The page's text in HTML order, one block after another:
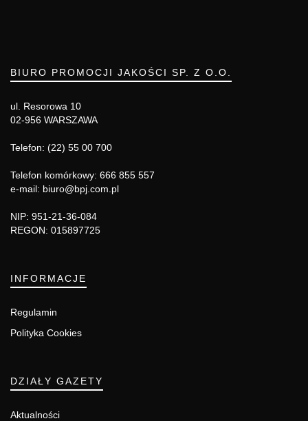
BIURO PROMOCJI JAKOŚCI SP. Z O.O.
ul. Resorowa 10
02-956 WARSZAWA
Telefon: (22) 55 00 700
Telefon komórkowy: 666 855 557
e-mail: biuro@bpj.com.pl
NIP: 951-21-36-084
REGON: 015897725
INFORMACJE
Regulamin
Polityka Cookies
DZIAŁY GAZETY
Aktualności